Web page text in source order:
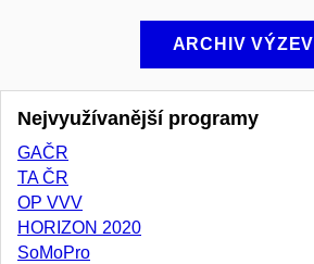
ARCHIV VÝZEV
Nejvyužívanější programy
GAČR
TA ČR
OP VVV
HORIZON 2020
SoMoPro